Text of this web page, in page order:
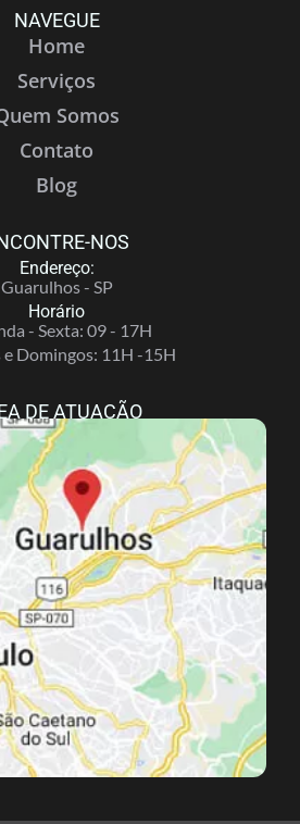
NAVEGUE
Home
Serviços
Somos
Contato
Blog
NOS
Endereço:
Guarulhos - SP
Horário
- Sexta: 09 - 17H
e Domingos: 11H -15H
DE ATUAÇÃO